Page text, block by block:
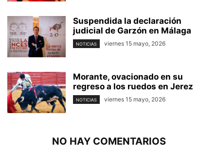
Suspendida la declaración
judicial de Garzón en Málaga
NOTICIAS viernes 15 mayo, 2026
Morante, ovacionado en su
regreso a los ruedos en Jerez
NOTICIAS viernes 15 mayo, 2026
NO HAY COMENTARIOS